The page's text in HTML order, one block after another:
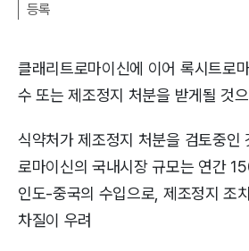
등록
클래리트로마이신에 이어 록시트로
수 또는 제조정지 처분을 받게될 것
식약처가 제조정지 처분을 검토중인
로마이신의 국내시장 규모는 연간
인도-중국의 수입으로, 제조정지 조
차질이 우려